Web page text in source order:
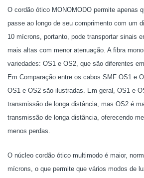
O cordão ótico MONOMODO permite apenas
passe ao longo de seu comprimento com um
10 mícrons, portanto, pode transportar sinais
mais altas com menor atenuação. A fibra
variedades: OS1 e OS2, que são diferentes
Em Comparação entre os cabos SMF OS1 e
OS1 e OS2 são ilustradas. Em geral, OS1 e
transmissão de longa distância, mas OS2 é
transmissão de longa distância, oferecendo
menos perdas.
O núcleo cordão ótico multimodo é maior,
mícrons, o que permite que vários modos de